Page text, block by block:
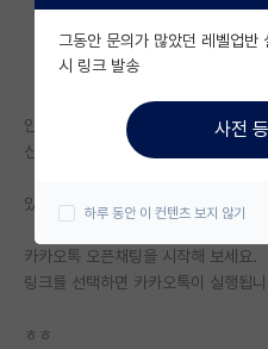
자유 게시판(아무개랩)
미국 유학 게시판
미국 대학원 합격 후기 게시
대학원생 모집 게시판
연구실(PI) 홍보 게시판
석박사 채용 정보 게시판
안녕하세요! 혹시 서울대 인공지능전
신까요??
있는 분 계시다면 구합니다ㅜ
카카오톡 오픈채팅을 시작해 보세요.
링크를 선택하면 카카오톡이 실행됩
ㅎㅎ
그동안 문의가 많았던 레벨업
시 링크 발송
사전
하루 동안 이 컨텐츠 보지 않기